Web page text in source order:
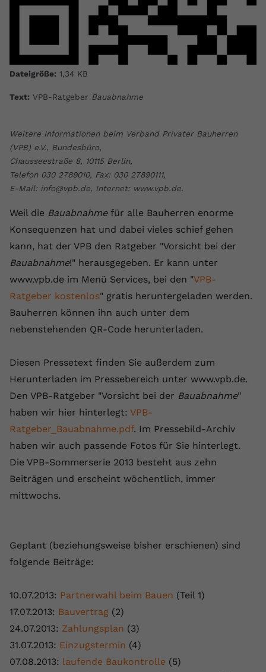
Dateigröße: 1,34 KB
Text: VPB-Ratgeber Bauabnahme
Weitere Informationen beim Verband Privater Bauherren
(VPB) e.V., Bundesbüro,
Chausseestraße 8, 10115 Berlin,
Telefon 030 2789010, Fax: 030 27890111,
E-Mail: info@vpb.de, Internet: www.vpb.de.
Weil die Bauabnahmefür alle Bauherren enorme
Konsequenzen hat und dabei vieles schief gehen
kann, hat der VPB den Ratgeber "Vorsicht bei der
Bauabnahme!" herausgegeben. Er kann unter
www.vpb.de im Menü Services, bei den "VPB-
Ratgeber kostenlos" gratis heruntergeladen werden.
Bauherren können ihn auch unter dem
nebenstehenden QR-Code herunterladen.
Diesen Pressetext finden Sie außerdem zum
Herunterladen im Pressebereich unter www.vpb.de.
Den VPB-Ratgeber "Vorsicht bei der Bauabnahme"
haben wir hier hinterlegt: VPB-
Ratgeber_Bauabnahme.pdf. Im Pressebild-Archiv
haben wir auch passende Fotos für Sie hinterlegt.
Die VPB-Sommerserie 2013 besteht aus zehn
Beiträgen und erscheint wöchentlich, immer
mittwochs.
Geplant (beziehungsweise bisher erschienen) sind
folgende Beiträge:
10.07.2013: Partnerwahl beim Bauen (Teil 1)
17.07.2013: Bauvertrag (2)
24.07.2013: Zahlungsplan (3)
31.07.2013: Einzugstermin (4)
07.08.2013: laufende Baukontrolle (5)